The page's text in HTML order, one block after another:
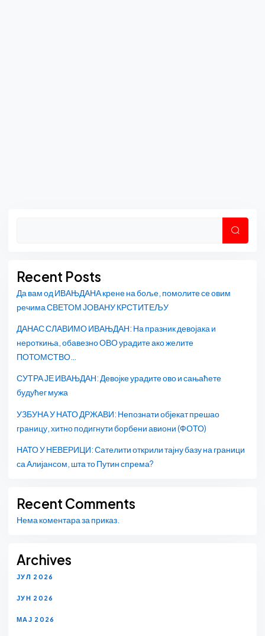
Recent Posts
Да вам од ИВАЊДАНА крене на боље, помолите се овим
речима СВЕТОМ ЈОВАНУ КРСТИТЕЉУ
ДАНАС СЛАВИМО ИВАЊДАН: На празник девојака и
нероткиња, обавезно ОВО урадите ако желите
ПОТОМСТВО…
СУТРА ЈЕ ИВАЊДАН: Девојке урадите ово и сањаћете
будућег мужа
УЗБУНА У НАТО ДРЖАВИ: Непознати објекат прешао
границу, хитно подигнути борбени авиони (ФОТО)
НАТО У НЕВЕРИЦИ: Сателити открили тајну базу на граници
са Алијансом, шта то Путин спрема?
Recent Comments
Нема коментара за приказ.
Archives
ЈУЛ 2026
ЈУН 2026
МАЈ 2026